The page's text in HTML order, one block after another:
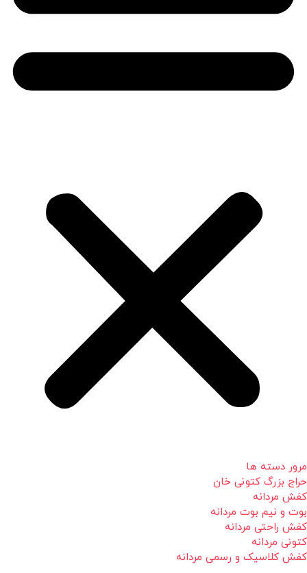
مرور دسته ها
حراج بزرگ کتونی خان
کفش مردانه
بوت و نیم بوت مردانه
کفش راحتی مردانه
کتونی مردانه
کفش کلاسیک و رسمی مردانه